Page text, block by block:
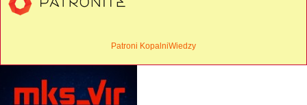
Patroni KopalniWiedzy